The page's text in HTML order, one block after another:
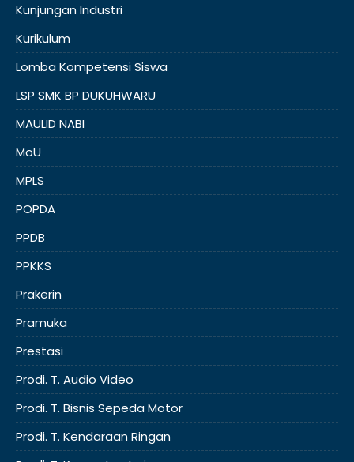
Kunjungan Industri
Kurikulum
Lomba Kompetensi Siswa
LSP SMK BP DUKUHWARU
MAULID NABI
MoU
MPLS
POPDA
PPDB
PPKKS
Prakerin
Pramuka
Prestasi
Prodi. T. Audio Video
Prodi. T. Bisnis Sepeda Motor
Prodi. T. Kendaraan Ringan